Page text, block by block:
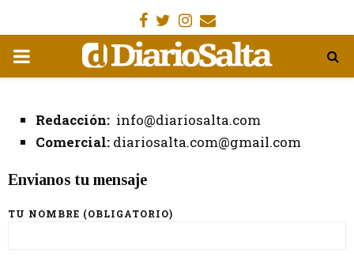
Facebook
Gorjeo
Instagram
Email
MENÚ
Redacción: info@diariosalta.com
Comercial: diariosalta.com@gmail.com
Envianos tu mensaje
TU NOMBRE (OBLIGATORIO)